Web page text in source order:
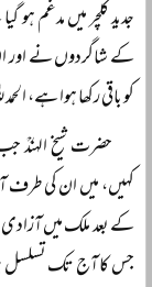
جدید کلچر میں مدغم
کے شاگردوں نے
کو باقی رکھا ہوا ہے،
حضرت شیخ الہندؒ
کہیں، میں ان کی طرف
کے بعد ملک میں آزادی
جس کا آج تک تسلسل